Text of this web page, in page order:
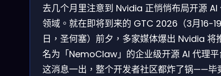
去几个月里注意到 Nvidia 正悄悄布局开源 AI
领域。就在即将到来的 GTC 2026（3月16-19
日，圣何塞）前夕，多家媒体爆出 Nvidia 将
名为「NemoClaw」的企业级开源 AI 代理
这消息一出，整个开发者社区都炸了锅——毕